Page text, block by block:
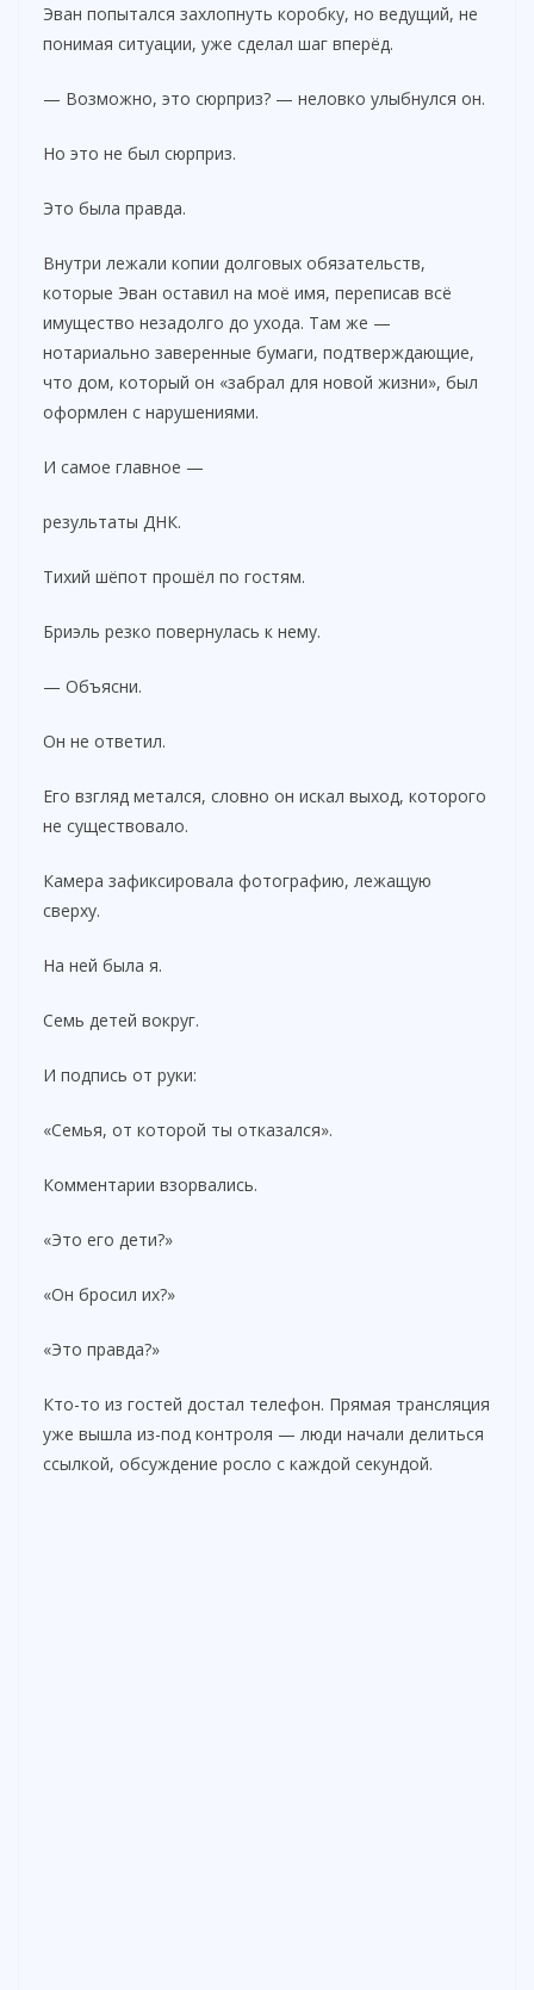
Эван попытался захлопнуть коробку, но ведущий, не
понимая ситуации, уже сделал шаг вперёд.
— Возможно, это сюрприз? — неловко улыбнулся он.
Но это не был сюрприз.
Это была правда.
Внутри лежали копии долговых обязательств,
которые Эван оставил на моё имя, переписав всё
имущество незадолго до ухода. Там же —
нотариально заверенные бумаги, подтверждающие,
что дом, который он «забрал для новой жизни», был
оформлен с нарушениями.
И самое главное —
результаты ДНК.
Тихий шёпот прошёл по гостям.
Бриэль резко повернулась к нему.
— Объясни.
Он не ответил.
Его взгляд метался, словно он искал выход, которого
не существовало.
Камера зафиксировала фотографию, лежащую
сверху.
На ней была я.
Семь детей вокруг.
И подпись от руки:
«Семья, от которой ты отказался».
Комментарии взорвались.
«Это его дети?»
«Он бросил их?»
«Это правда?»
Кто-то из гостей достал телефон. Прямая трансляция
уже вышла из-под контроля — люди начали делиться
ссылкой, обсуждение росло с каждой секундой.